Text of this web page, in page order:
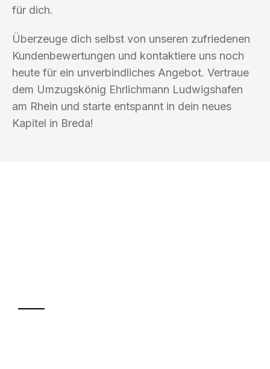
für dich.
Überzeuge dich selbst von unseren zufriedenen
Kundenbewertungen und kontaktiere uns noch
heute für ein unverbindliches Angebot. Vertraue
dem Umzugskönig Ehrlichmann Ludwigshafen
am Rhein und starte entspannt in dein neues
Kapitel in Breda!